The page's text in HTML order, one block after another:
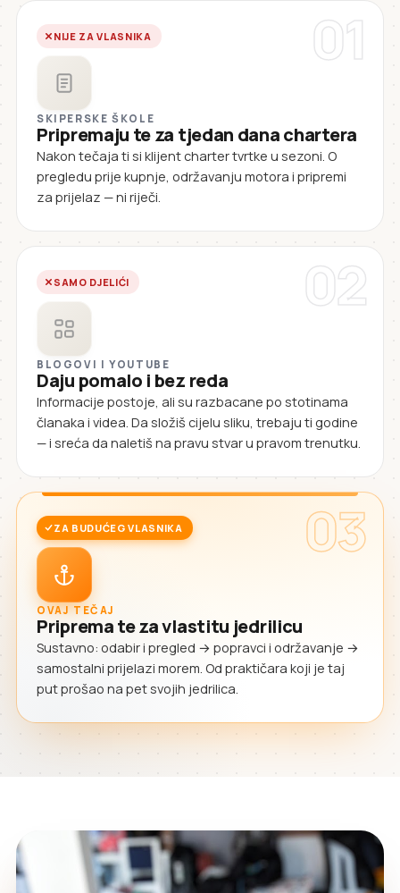
01
NIJE ZA VLASNIKA
SKIPERSKE ŠKOLE
Pripremaju te za tjedan dana chartera
Nakon tečaja ti si klijent charter tvrtke u sezoni. O
pregledu prije kupnje, održavanju motora i pripremi
za prijelaz — ni riječi.
02
SAMO DJELIĆI
BLOGOVI I YOUTUBE
Daju pomalo i bez reda
Informacije postoje, ali su razbacane po stotinama
članaka i videa. Da složiš cijelu sliku, trebaju ti godine
— i sreća da naletiš na pravu stvar u pravom trenutku.
03
ZA BUDUĆEG VLASNIKA
OVAJ TEČAJ
Priprema te za vlastitu jedrilicu
Sustavno: odabir i pregled → popravci i održavanje →
samostalni prijelazi morem. Od praktičara koji je taj
put prošao na pet svojih jedrilica.